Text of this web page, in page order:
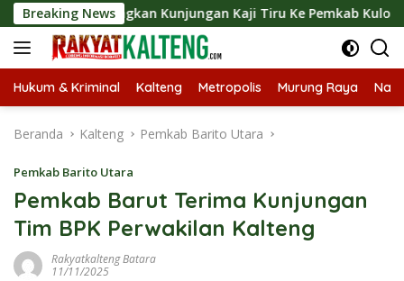
Langsung
ke
konten
Breaking NewsKunjungan Kaji Tiru Ke Pemkab Kulon Progo
Hukum & Kriminal Kalteng Metropolis Murung Raya
Beranda Kalteng Pemkab Barito Utara
Pemkab Barito Utara
Pemkab Barut Terima Kunjungan
Tim BPK Perwakilan Kalteng
Rakyatkalteng Batara
11/11/2025